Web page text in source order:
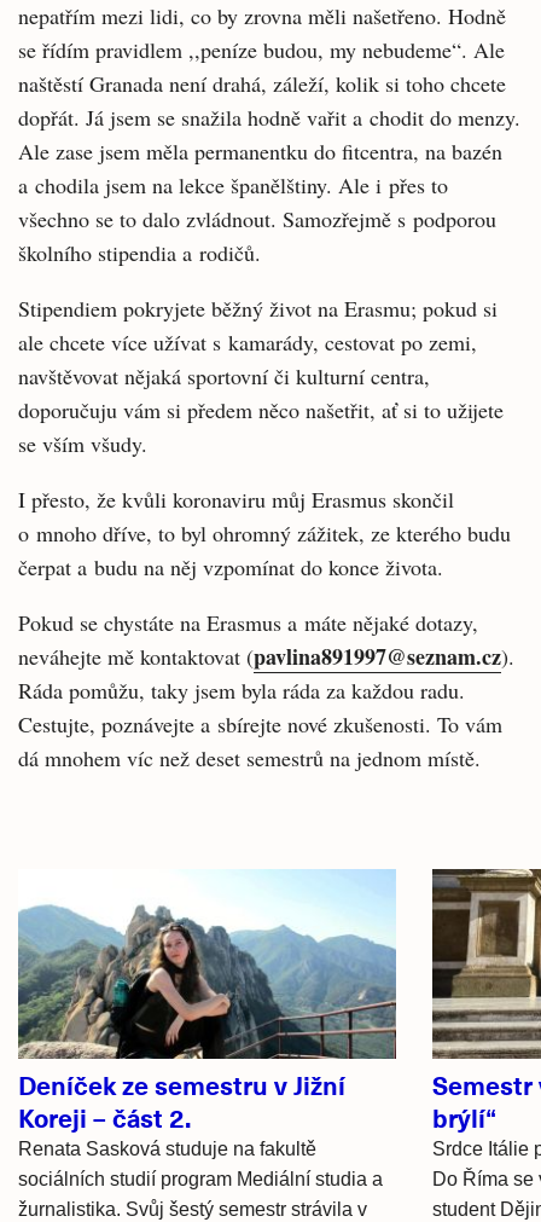
nepatřím mezi lidi, co by zrovna měli našetřeno. Hodně
se řídím pravidlem ,,peníze budou, my nebudeme“. Ale
naštěstí Granada není drahá, záleží, kolik si toho chcete
dopřát. Já jsem se snažila hodně vařit a chodit do menzy.
Ale zase jsem měla permanentku do fitcentra, na bazén
a chodila jsem na lekce španělštiny. Ale i přes to
všechno se to dalo zvládnout. Samozřejmě s podporou
školního stipendia a rodičů.
Stipendiem pokryjete běžný život na Erasmu; pokud si
ale chcete více užívat s kamarády, cestovat po zemi,
navštěvovat nějaká sportovní či kulturní centra,
doporučuju vám si předem něco našetřit, ať si to užijete
se vším všudy.
I přesto, že kvůli koronaviru můj Erasmus skončil
o mnoho dříve, to byl ohromný zážitek, ze kterého budu
čerpat a budu na něj vzpomínat do konce života.
Pokud se chystáte na Erasmus a máte nějaké dotazy,
neváhejte mě kontaktovat (pavlina891997@seznam.cz).
Ráda pomůžu, taky jsem byla ráda za každou radu.
Cestujte, poznávejte a sbírejte nové zkušenosti. To vám
dá mnohem víc než deset semestrů na jednom místě.
Související
články
Deníček ze semestru v Jižní
Koreji – část 2.
Renata Sasková studuje na fakultě
sociálních studií program Mediální studia a
žurnalistika. Svůj šestý semestr strávila v
Semestr
brýlí“
Srdce Itálie
Do Říma se
student